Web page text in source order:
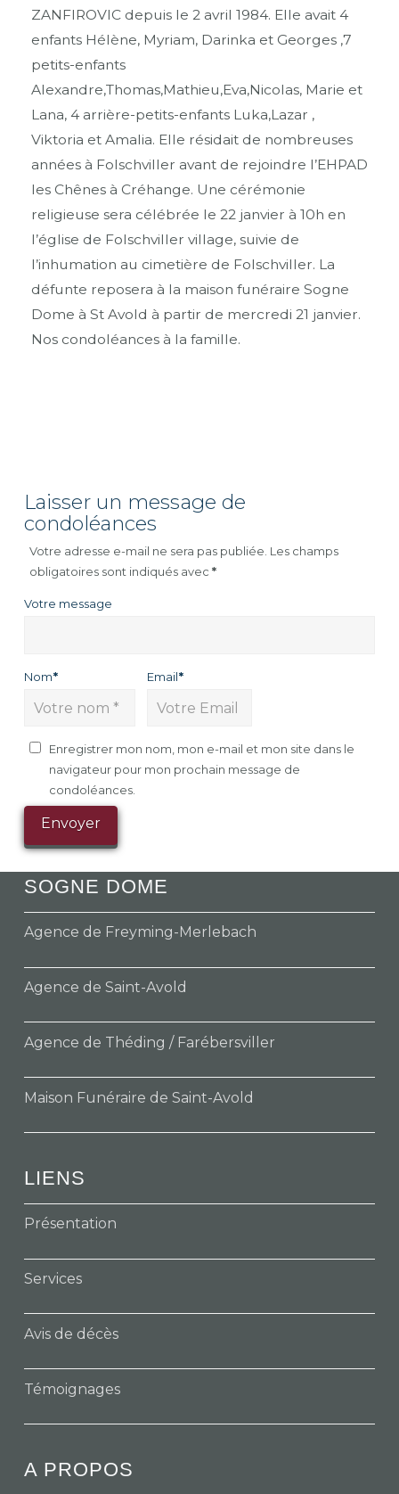
ZANFIROVIC depuis le 2 avril 1984. Elle avait 4
enfants Hélène, Myriam, Darinka et Georges ,7
petits-enfants
Alexandre,Thomas,Mathieu,Eva,Nicolas, Marie et
Lana, 4 arrière-petits-enfants Luka,Lazar ,
Viktoria et Amalia. Elle résidait de nombreuses
années à Folschviller avant de rejoindre l’EHPAD
les Chênes à Créhange. Une cérémonie
religieuse sera célébrée le 22 janvier à 10h en
l’église de Folschviller village, suivie de
l’inhumation au cimetière de Folschviller. La
défunte reposera à la maison funéraire Sogne
Dome à St Avold à partir de mercredi 21 janvier.
Nos condoléances à la famille.
Laisser un message de
condoléances
Votre adresse e-mail ne sera pas publiée. Les champs
obligatoires sont indiqués avec*
Votre message
Nom* Email*
Enregistrer mon nom, mon e-mail et mon site dans le
navigateur pour mon prochain message de
condoléances.
SOGNE DOME
Agence de Freyming-Merlebach
Agence de Saint-Avold
Agence de Théding / Farébersviller
Maison Funéraire de Saint-Avold
LIENS
Présentation
Services
Avis de décès
Témoignages
A PROPOS